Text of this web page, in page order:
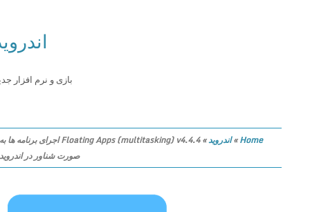
اندروید
بازی و نرم افزار جدید
Home
»اندروید»
Floating Apps (multitasking) v4.4.4 اجرای برنامه ها به
صورت شناور در اندروید